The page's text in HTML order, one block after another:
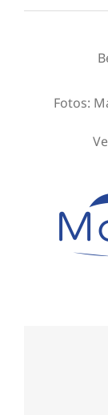
Fotos: